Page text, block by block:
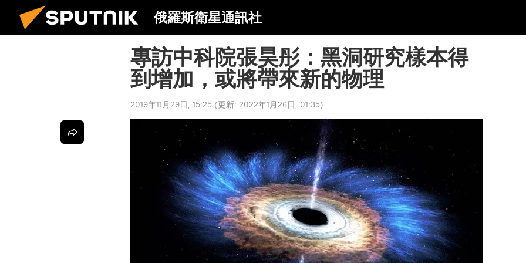
俄羅斯衛星通訊社
專訪中科院張昊彤：黑洞研究樣本得
到增加，或將帶來新的物理
2019年11月29日, 15:25 (更新: 2022年1月26日, 01:35)